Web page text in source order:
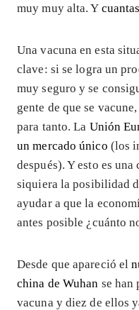
muy muy alta. Y
Una vacuna en esta
clave: si se logra un
muy seguro y se
gente de que se
para tanto. La Unión
un mercado único (los
después). Y esto es
siquiera la posibilidad
ayudar a que la
antes posible ¿cuánto
Desde que apareció el
china de Wuhan se han
vacuna y diez de ellos